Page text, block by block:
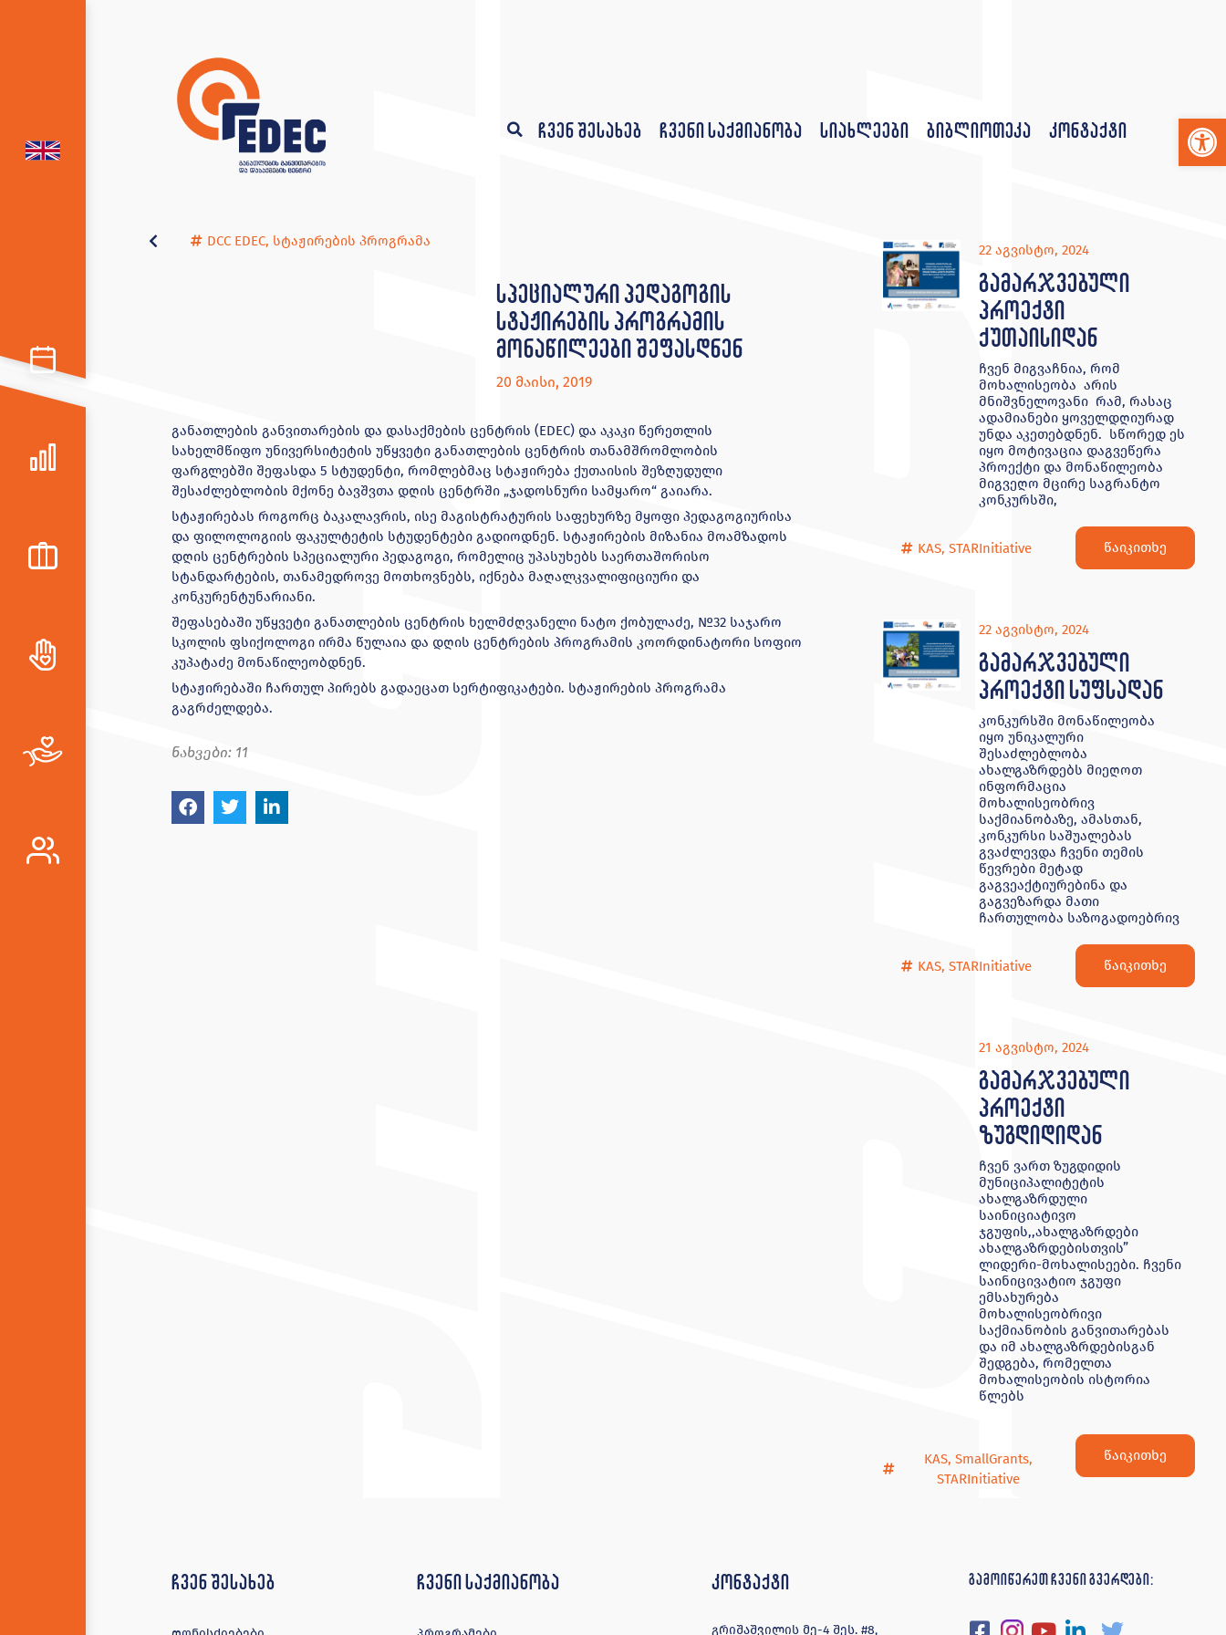
ჩვენ შესახებ ჩვენი საქმიანობა სიახლეები ბიბლიოთეკა კონტაქტი
DCC EDEC, სტაჟირების პროგრამა
სპეციალური პედაგოგის
სტაჟირების პროგრამის
მონაწილეები შეფასდნენ
20 მაისი, 2019
განათლების განვითარების და დასაქმების ცენტრის (EDEC) და აკაკი წერეთლის
სახელმწიფო უნივერსიტეტის უწყვეტი განათლების ცენტრის თანამშრომლობის
ფარგლებში შეფასდა 5 სტუდენტი, რომლებმაც სტაჟირება ქუთაისის შეზღუდული
შესაძლებლობის მქონე ბავშვთა დღის ცენტრში „ჯადოსნური სამყარო“ გაიარა.
სტაჟირებას როგორც ბაკალავრის, ისე მაგისტრატურის საფეხურზე მყოფი პედაგოგიურისა
და ფილოლოგიის ფაკულტეტის სტუდენტები გადიოდნენ. სტაჟირების მიზანია მოამზადოს
დღის ცენტრების სპეციალური პედაგოგი, რომელიც უპასუხებს საერთაშორისო
სტანდარტების, თანამედროვე მოთხოვნებს, იქნება მაღალკვალიფიციური და
კონკურენტუნარიანი.
შეფასებაში უწყვეტი განათლების ცენტრის ხელმძღვანელი ნატო ქობულაძე, №32 საჯარო
სკოლის ფსიქოლოგი ირმა წულაია და დღის ცენტრების პროგრამის კოორდინატორი სოფიო
კუპატაძე მონაწილეობდნენ.
სტაჟირებაში ჩართულ პირებს გადაეცათ სერტიფიკატები. სტაჟირების პროგრამა
გაგრძელდება.
ნახვები: 11
22 აგვისტო, 2024
გამარჯვებული
პროექტი
ქუთაისიდან
ჩვენ მიგვაჩნია, რომ
მოხალისეობა არის
მნიშვნელოვანი რამ, რასაც
ადამიანები ყოველდღიურად
უნდა აკეთებდნენ. სწორედ ეს
იყო მოტივაცია დაგვეწერა
პროექტი და მონაწილეობა
მიგვეღო მცირე საგრანტო
კონკურსში,
KAS,STARInitiative წაიკითხე
22 აგვისტო, 2024
გამარჯვებული
პროექტი სუფსადან
კონკურსში მონაწილეობა
იყო უნიკალური
შესაძლებლობა
ახალგაზრდებს მიეღოთ
ინფორმაცია
მოხალისეობრივ
საქმიანობაზე, ამასთან,
კონკურსი საშუალებას
გვაძლევდა ჩვენი თემის
წევრები მეტად
გაგვეაქტიურებინა და
გაგვეზარდა მათი
ჩართულობა საზოგადოებრივ
KAS,STARInitiative წაიკითხე
21 აგვისტო, 2024
გამარჯვებული
პროექტი
ზუგდიდიდან
ჩვენ ვართ ზუგდიდის
მუნიციპალიტეტის
ახალგაზრდული
საინიციატივო
ჯგუფის,,ახალგაზრდები
ახალგაზრდებისთვის”
ლიდერი-მოხალისეები. ჩვენი
საინიცივატიო ჯგუფი
ემსახურება
მოხალისეობრივი
საქმიანობის განვითარებას
და იმ ახალგაზრდებისგან
შედგება, რომელთა
მოხალისეობის ისტორია
წლებს
KAS, SmallGrants,
STARInitiative
წაიკითხე
ჩვენ შესახებ ჩვენი საქმიანობა კონტაქტი
გრიშაშვილის მე-4 შეს. #8,
გამოიწერეთ ჩვენი გვერდები: